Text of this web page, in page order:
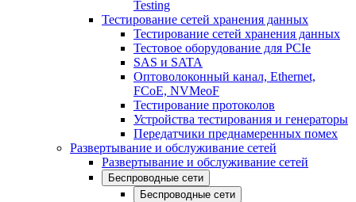
Testing
Тестирование сетей хранения данных
Тестирование сетей хранения данных
Тестовое оборудование для PCIe
SAS и SATA
Оптоволоконный канал, Ethernet,
FCoE, NVMeoF
Тестирование протоколов
Устройства тестирования и генераторы
Передатчики преднамеренных помех
Развертывание и обслуживание сетей
Развертывание и обслуживание сетей
Беспроводные сети
Беспроводные сети